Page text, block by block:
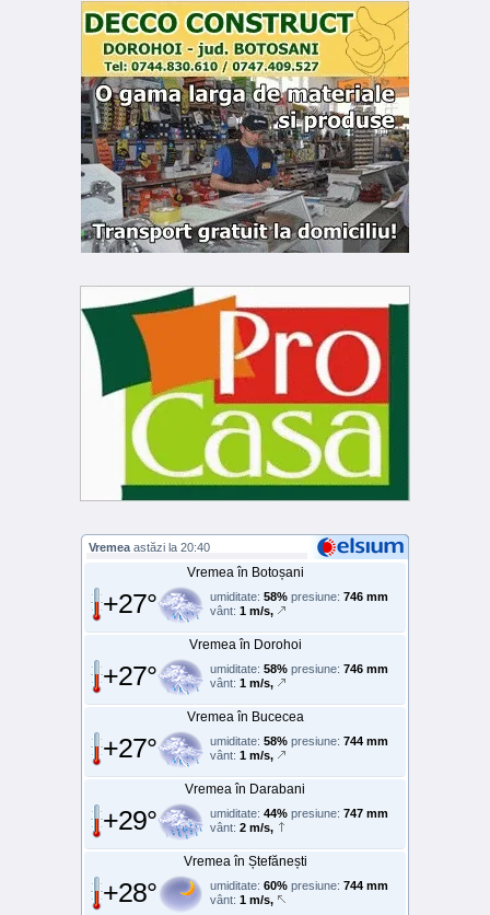
Vremea astăzi la 20:40
Vremea în Botoșani
+27° umiditate: 58% presiune: 746 mm
vânt: 1 m/s,
Vremea în Dorohoi
+27° umiditate: 58% presiune: 746 mm
vânt: 1 m/s,
Vremea în Bucecea
+27° umiditate: 58% presiune: 744 mm
vânt: 1 m/s,
Vremea în Darabani
+29° umiditate: 44% presiune: 747 mm
vânt: 2 m/s,
Vremea în Ștefănești
+28° umiditate: 60% presiune: 744 mm
vânt: 1 m/s,